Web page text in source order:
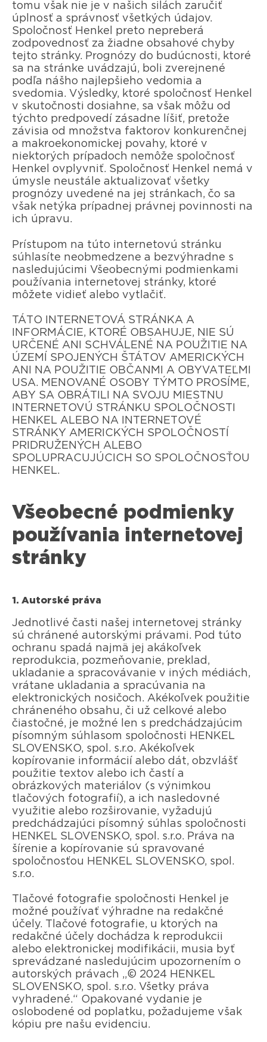
tomu však nie je v našich silách zaručiť
úplnosť a správnosť všetkých údajov.
Spoločnosť Henkel preto nepreberá
zodpovednosť za žiadne obsahové chyby
tejto stránky. Prognózy do budúcnosti, ktoré
sa na stránke uvádzajú, boli zverejnené
podľa nášho najlepšieho vedomia a
svedomia. Výsledky, ktoré spoločnosť Henkel
v skutočnosti dosiahne, sa však môžu od
týchto predpovedí zásadne líšiť, pretože
závisia od množstva faktorov konkurenčnej
a makroekonomickej povahy, ktoré v
niektorých prípadoch nemôže spoločnosť
Henkel ovplyvniť. Spoločnosť Henkel nemá v
úmysle neustále aktualizovať všetky
prognózy uvedené na jej stránkach, čo sa
však netýka prípadnej právnej povinnosti na
ich úpravu.
Prístupom na túto internetovú stránku
súhlasíte neobmedzene a bezvýhradne s
nasledujúcimi Všeobecnými podmienkami
používania internetovej stránky, ktoré
môžete vidieť alebo vytlačiť.
TÁTO INTERNETOVÁ STRÁNKA A
INFORMÁCIE, KTORÉ OBSAHUJE, NIE SÚ
URČENÉ ANI SCHVÁLENÉ NA POUŽITIE NA
ÚZEMÍ SPOJENÝCH ŠTÁTOV AMERICKÝCH
ANI NA POUŽITIE OBČANMI A OBYVATEĽMI
USA. MENOVANÉ OSOBY TÝMTO PROSÍME,
ABY SA OBRÁTILI NA SVOJU MIESTNU
INTERNETOVÚ STRÁNKU SPOLOČNOSTI
HENKEL ALEBO NA INTERNETOVÉ
STRÁNKY AMERICKÝCH SPOLOČNOSTÍ
PRIDRUŽENÝCH ALEBO
SPOLUPRACUJÚCICH SO SPOLOČNOSŤOU
HENKEL.
Všeobecné podmienky
používania internetovej
stránky
1. Autorské práva
Jednotlivé časti našej internetovej stránky
sú chránené autorskými právami. Pod túto
ochranu spadá najmä jej akákoľvek
reprodukcia, pozmeňovanie, preklad,
ukladanie a spracovávanie v iných médiách,
vrátane ukladania a spracúvania na
elektronických nosičoch. Akékoľvek použitie
chráneného obsahu, či už celkové alebo
čiastočné, je možné len s predchádzajúcim
písomným súhlasom spoločnosti HENKEL
SLOVENSKO, spol. s.r.o. Akékoľvek
kopírovanie informácií alebo dát, obzvlášť
použitie textov alebo ich častí a
obrázkových materiálov (s výnimkou
tlačových fotografií), a ich nasledovné
využitie alebo rozširovanie, vyžadujú
predchádzajúci písomný súhlas spoločnosti
HENKEL SLOVENSKO, spol. s.r.o. Práva na
šírenie a kopírovanie sú spravované
spoločnosťou HENKEL SLOVENSKO, spol.
s.r.o.
Tlačové fotografie spoločnosti Henkel je
možné používať výhradne na redakčné
účely. Tlačové fotografie, u ktorých na
redakčné účely dochádza k reprodukcii
alebo elektronickej modifikácii, musia byť
sprevádzané nasledujúcim upozornením o
autorských právach „© 2024 HENKEL
SLOVENSKO, spol. s.r.o. Všetky práva
vyhradené.“ Opakované vydanie je
oslobodené od poplatku, požadujeme však
kópiu pre našu evidenciu.